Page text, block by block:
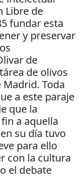
Libre de
fundar esta
y preservar
de
de olivos
Toda
a este paraje
que la
a aquella
su día tuvo
para ello
con la cultura
el debate